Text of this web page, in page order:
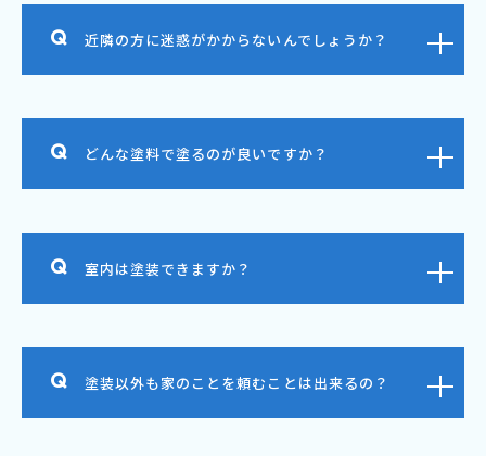
近隣の方に迷惑がかからないんでしょうか？
どんな塗料で塗るのが良いですか？
室内は塗装できますか？
塗装以外も家のことを頼むことは出来るの？